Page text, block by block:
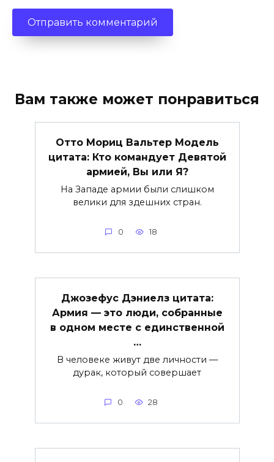
Вам также может понравиться
Отто Мориц Вальтер Модель
цитата: Кто командует Девятой
армией, Вы или Я?
На Западе армии были слишком
велики для здешних стран.
0 18
Джозефус Дэниелз цитата:
Армия — это люди, собранные
в одном месте с единственной
…
В человеке живут две личности —
дурак, который совершает
0 28